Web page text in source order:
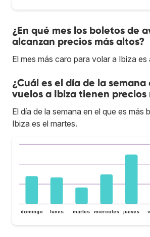
¿En qué mes los boletos de
alcanzan precios más altos?
El mes más caro para volar a Ibiza es
¿Cuál es el día de la semana
vuelos a Ibiza tienen precios
El día de la semana en el que es más
Ibiza es el martes.
domingo lunes martes miércoles jueves